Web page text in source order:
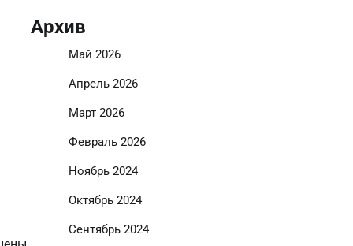
Архив
Май 2026
Апрель 2026
Март 2026
Февраль 2026
Ноябрь 2024
Октябрь 2024
Сентябрь 2024